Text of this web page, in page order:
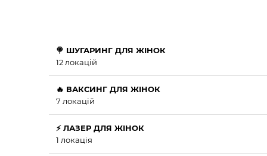
🍭 ШУГАРИНГ ДЛЯ ЖІНОК
12 локацій
🔥 ВАКСИНГ ДЛЯ ЖІНОК
7 локацій
⚡ ЛАЗЕР ДЛЯ ЖІНОК
1 локація